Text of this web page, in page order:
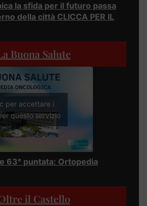
la sfida per il futuro passa
della città CLICCA PER IL
Buona Salute
per accettare i
questo servizio
63° puntata: Ortopedia
il Castello